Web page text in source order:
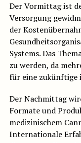
Der Vormittag ist
Versorgung
der
Systems. Das
zu werden, da
für eine zukünftige
Der Nachmittag
Formate und
medizinischem
Internationale